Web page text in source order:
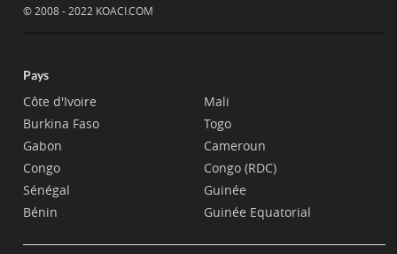
© 2008 - 2022 KOACI.COM
Pays
Côte d'Ivoire
Burkina Faso
Gabon
Congo
Sénégal
Bénin
Mali
Togo
Cameroun
Congo (RDC)
Guinée
Guinée Equatorial